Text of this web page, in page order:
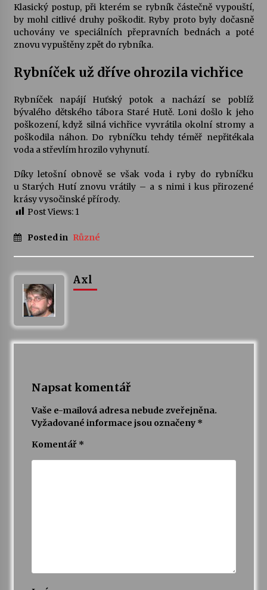
Klasický postup, při kterém se rybník částečně vypouští,
by mohl citlivé druhy poškodit. Ryby proto byly dočasně
uchovány ve speciálních přepravních bednách a poté
znovu vypuštěny zpět do rybníka.
Rybníček už dříve ohrozila vichřice
Rybníček napájí Huťský potok a nachází se poblíž
bývalého dětského tábora Staré Hutě. Loni došlo k jeho
poškození, když silná vichřice vyvrátila okolní stromy a
poškodila náhon. Do rybníčku tehdy téměř nepřitékala
voda a střevlím hrozilo vyhynutí.
Díky letošní obnově se však voda i ryby do rybníčku
u Starých Hutí znovu vrátily – a s nimi i kus přirozené
krásy vysočinské přírody.
Post Views: 1
Posted in Různé
Axl
Napsat komentář
Vaše e-mailová adresa nebude zveřejněna.
Vyžadované informace jsou označeny *
Komentář *